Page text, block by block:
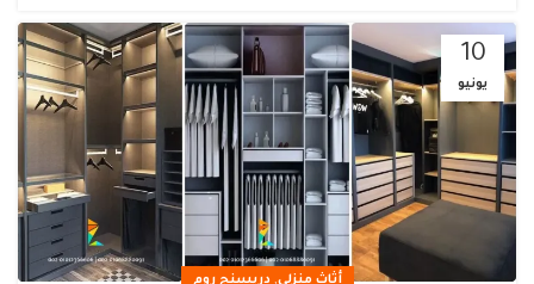
10
يونيو
أثاث منزلي دريسنج روم